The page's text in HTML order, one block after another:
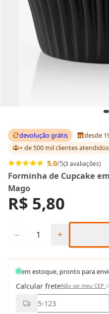
devolução grátis
desde
+ de 500 mil clientesatendidos
5.0/5(3 avaliações)
Forminha de Cupcake
Mago
R$ 5,80
− +
em estoque, pronto para
Calcular freteNão sei meu CEP